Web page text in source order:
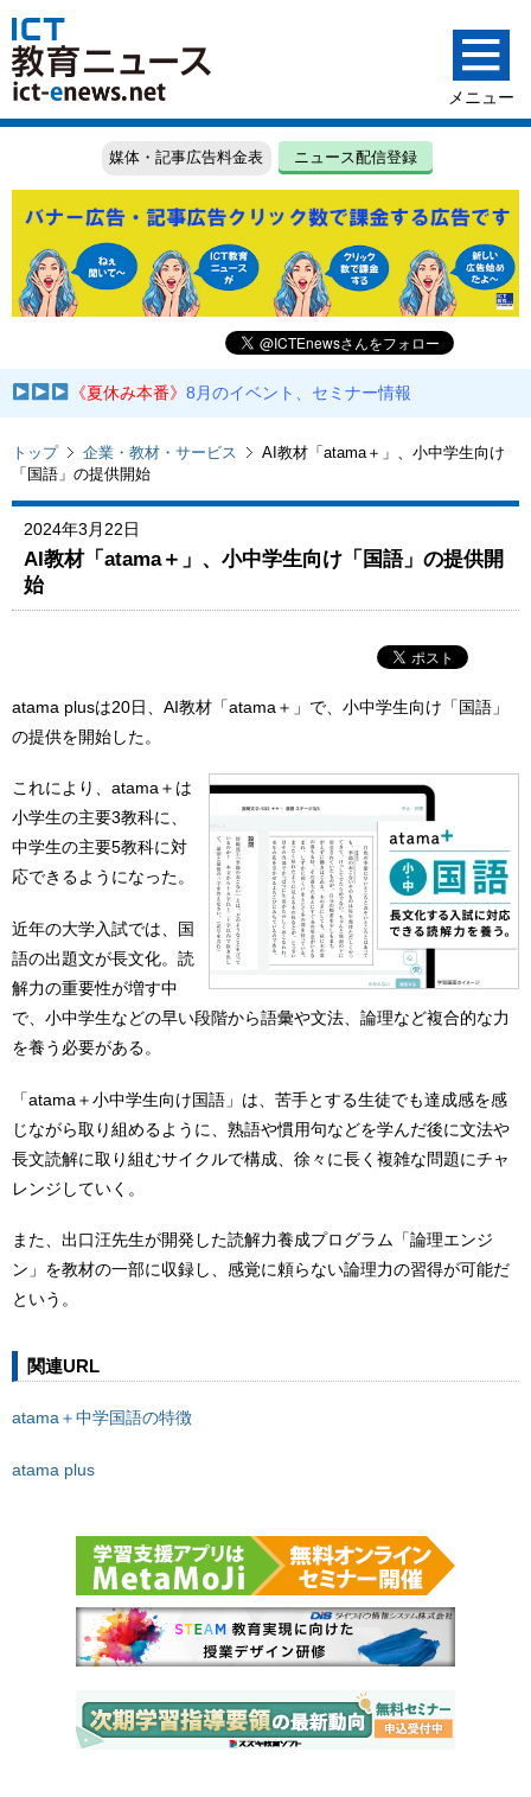
媒体・記事広告料金表 ニュース配信登録
《夏休み本番》8月のイベント、セミナー情報
トップ 企業・教材・サービス
AI教材「atama＋」、小中学生向け
「国語」の提供開始
2024年3月22日
AI教材「atama＋」、小中学生向け「国語」の提供開
始
atama plusは20日、AI教材「atama＋」で、小中学生向け「国語」
の提供を開始した。
これにより、atama＋は
小学生の主要3教科に、
中学生の主要5教科に対
応できるようになった。
近年の大学入試では、国
語の出題文が長文化。読
解力の重要性が増す中
で、小中学生などの早い段階から語彙や文法、論理など複合的な力
を養う必要がある。
「atama＋小中学生向け国語」は、苦手とする生徒でも達成感を感
じながら取り組めるように、熟語や慣用句などを学んだ後に文法や
長文読解に取り組むサイクルで構成、徐々に長く複雑な問題にチャ
レンジしていく。
また、出口汪先生が開発した読解力養成プログラム「論理エンジ
ン」を教材の一部に収録し、感覚に頼らない論理力の習得が可能だ
という。
関連URL
atama＋中学国語の特徴
atama plus